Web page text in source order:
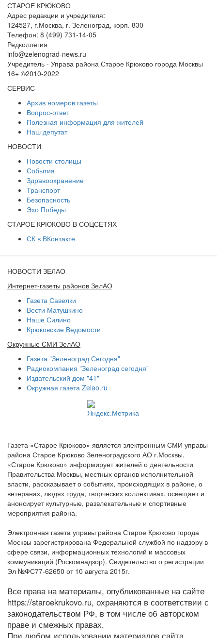
СТАРОЕ КРЮКОВО
Адрес редакции и учредителя:
124527, г.Москва, г. Зеленоград, корп. 830
Телефон: 8 (499) 731-14-05
Редколлегия
info@zelenograd-news.ru
Учредитель - Управа района Старое Крюково города Москвы
16+ ©2010-2022
СЕРВИС
Архив номеров газеты
Вопрос-ответ
Полезная информация для жителей
Наш депутат
НОВОСТИ
Новости столицы
События
Здравоохранение
Транспорт
Безопасность
Эхо Победы
СТАРОЕ КРЮКОВО В СОЦСЕТЯХ
СК в ВКонтакте
НОВОСТИ ЗЕЛАО
Интернет-газеты районов ЗелАО
Газета Савелки
Вести Матушкино
Наше Силино
Крюковские Ведомости
Окружные СМИ ЗелАО
Газета "Зеленоград Сегодня"
Радиокомпания "Зеленоград сегодня"
Издательский дом "41"
Окружная газета Zelao.ru
Газета «Старое Крюково» является электронным СМИ управы
района Старое Крюково Зеленоградского АО г.Москвы.
«Старое Крюково» информирует жителей о деятельности
Правительства Москвы, местных органов исполнительной
власти, рассказывает о событиях, происходящих в районе, о
ветеранах, людях труда, творческих коллективах, освещает и
анонсирует культурные, развлекательные и спортивные
мероприятия района.
Электронная газета управы района Старое Крюково города
Москвы зарегистрирована Федеральной службой по надзору в
сфере связи, информационных технологий и массовых
коммуникаций (Роскомнадзор). Свидетельство о регистрации
Эл №ФС77-62650 от 10 августа 2015г.
Все права на материалы, опубликованные на сайте
https://staroekrukovo.ru, охраняются в соответствии с
законодательством РФ, в том числе об авторском
праве и смежных правах.
При любом использовании материалов сайта,